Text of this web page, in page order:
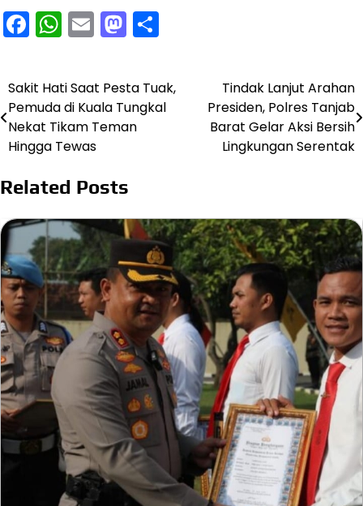
Facebook
WhatsApp
EmailMastodon
Navigasi
pos
Sakit Hati Saat Pesta Tuak,
Pemuda di Kuala Tungkal
Nekat Tikam Teman
Hingga Tewas
Tindak Lanjut Arahan
Presiden, Polres Tanjab
Barat Gelar Aksi Bersih
Lingkungan Serentak
Related Posts